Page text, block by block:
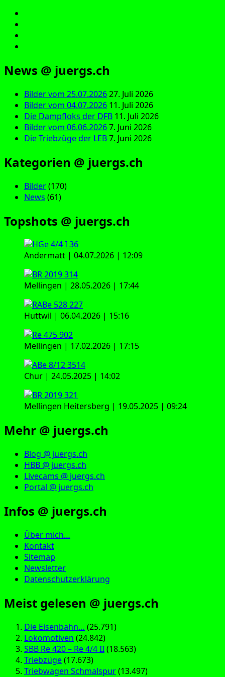
News @ juergs.ch
Bilder vom 25.07.202627. Juli 2026
Bilder vom 04.07.2026 11. Juli 2026
Die Dampfloks der DFB 11. Juli 2026
Bilder vom 06.06.20267. Juni 2026
Die Triebzüge der LEB7. Juni 2026
Kategorien @ juergs.ch
Bilder(170)
News (61)
Topshots @ juergs.ch
Andermatt | 04.07.2026 | 12:09
Mellingen | 28.05.2026 | 17:44
Huttwil | 06.04.2026 | 15:16
Mellingen | 17.02.2026 | 17:15
Chur | 24.05.2025 | 14:02
Mellingen Heitersberg | 19.05.2025 | 09:24
Mehr @ juergs.ch
Blog @ juergs.ch
HBB @ juergs.ch
Livecams @ juergs.ch
Portal @ juergs.ch
Infos @ juergs.ch
Über mich…
Kontakt
Sitemap
Newsletter
Datenschutzerklärung
Meist gelesen @ juergs.ch
Die Eisenbahn… (25.791)
Lokomotiven (24.842)
SBB Re 420 – Re 4/4 II(18.563)
Triebzüge(17.673)
Triebwagen Schmalspur(13.497)